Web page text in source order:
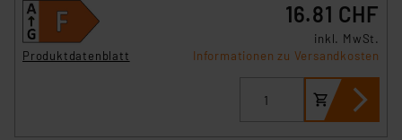
Produktdatenblatt
16.81 CHF
inkl. MwSt.
Informationen zu Versandkosten